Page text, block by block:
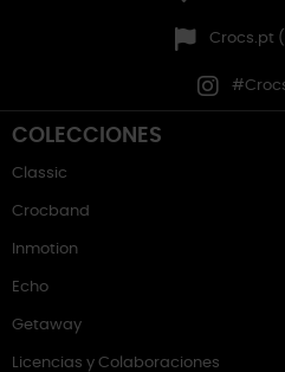
Crocs.pt
COLECCIONES
Classic
Crocband
Inmotion
Echo
Getaway
Licencias y Colaboraciones